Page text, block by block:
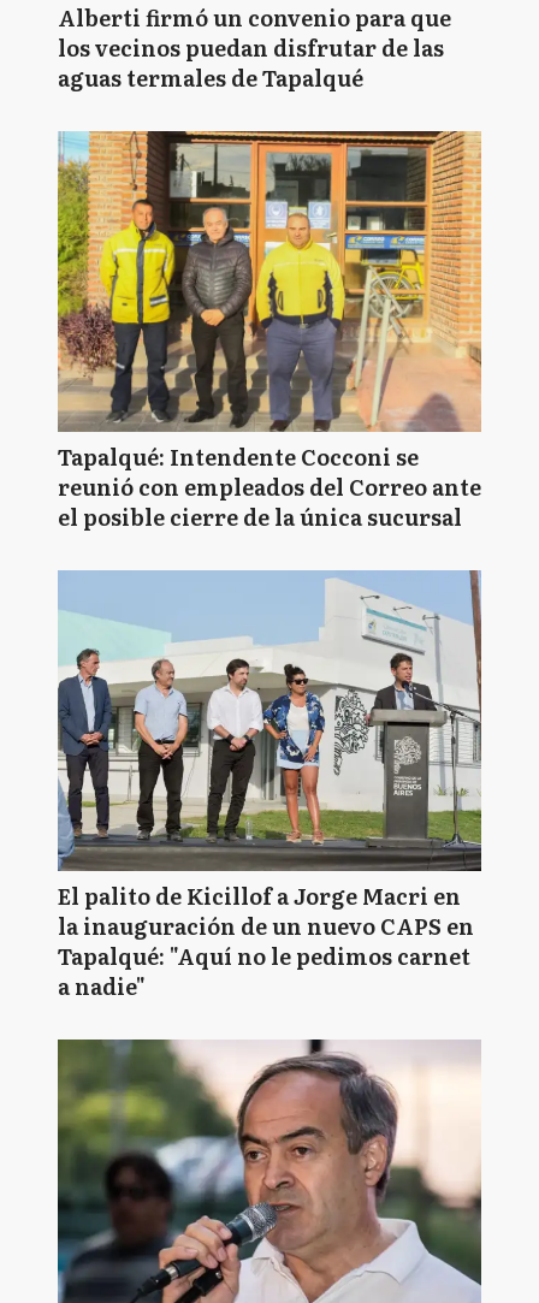
Alberti firmó un convenio para que
los vecinos puedan disfrutar de las
aguas termales de Tapalqué
Tapalqué: Intendente Cocconi se
reunió con empleados del Correo ante
el posible cierre de la única sucursal
El palito de Kicillof a Jorge Macri en
la inauguración de un nuevo CAPS en
Tapalqué: "Aquí no le pedimos carnet
a nadie"